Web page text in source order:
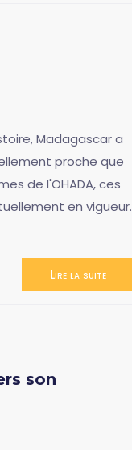
Madagascar a
proche que
de l'OHADA, ces
en vigueur.
Lire la suite
son